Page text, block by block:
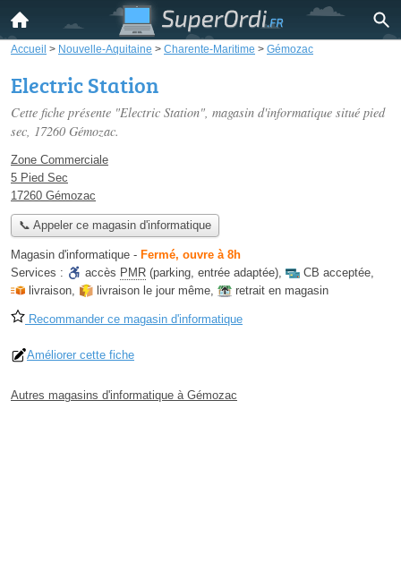
Accueil > Nouvelle-Aquitaine > Charente-Maritime > Gémozac
Electric Station
Cette fiche présente "Electric Station", magasin d'informatique situé pied
sec, 17260 Gémozac.
Zone Commerciale
5 Pied Sec
17260 Gémozac
📞 Appeler ce magasin d'informatique
Magasin d'informatique - Fermé, ouvre à 8h
Services :
accès PMR (parking, entrée adaptée), CB acceptée,
livraison, livraison le jour même, retrait en magasin
Recommander ce magasin d'informatique
Améliorer cette fiche
Autres magasins d'informatique à Gémozac